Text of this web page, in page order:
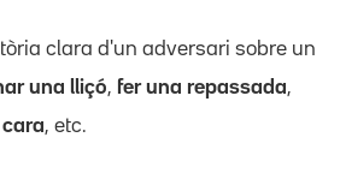
clara d'un adversari sobre un
una lliçó, fer una repassada,
, etc.